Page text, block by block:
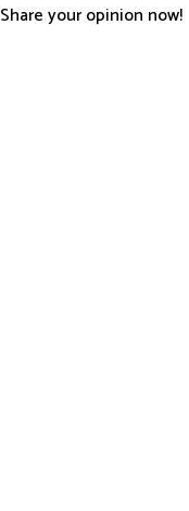
Share your opinion now!